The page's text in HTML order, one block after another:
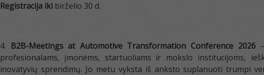
Registracija ikibirželio 30 d.
B2B-Meetings at Automotive Transformation Conference 2026–
profesionalams, įmonėms, startuoliams ir mokslo institucijoms,
inovatyvių sprendimų. Jo metu vyksta iš anksto suplanuoti trumpi